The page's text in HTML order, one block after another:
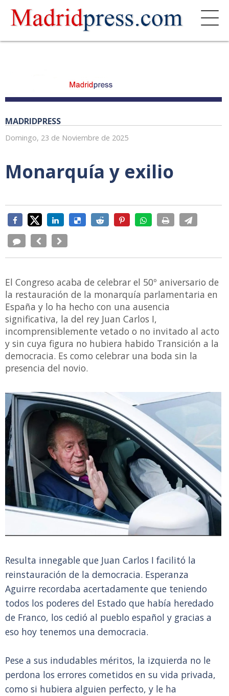
MADRIDPRESS
Domingo, 23 de Noviembre de 2025
Monarquía y exilio
El Congreso acaba de celebrar el 50º aniversario de
la restauración de la monarquía parlamentaria en
España y lo ha hecho con una ausencia
significativa, la del rey Juan Carlos I,
incomprensiblemente vetado o no invitado al acto
y sin cuya figura no hubiera habido Transición a la
democracia. Es como celebrar una boda sin la
presencia del novio.
Resulta innegable que Juan Carlos I facilitó la
reinstauración de la democracia. Esperanza
Aguirre recordaba acertadamente que teniendo
todos los poderes del Estado que había heredado
de Franco, los cedió al pueblo español y gracias a
eso hoy tenemos una democracia.
Pese a sus indudables méritos, la izquierda no le
perdona los errores cometidos en su vida privada,
como si hubiera alguien perfecto, y le ha